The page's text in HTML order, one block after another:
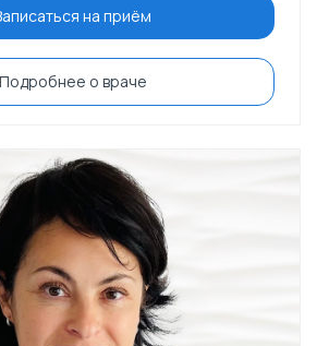
на приём
Подробнее о враче